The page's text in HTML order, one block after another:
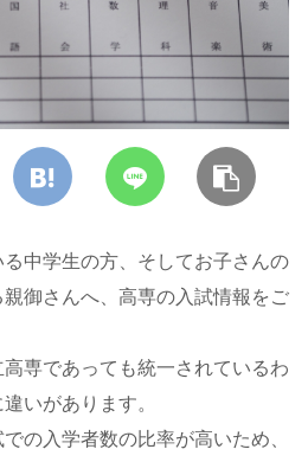
中学生の方、そしてお子さんの
御さんへ、高専の入試情報をご
専であっても統一されているわ
いがあります。
の入学者数の比率が高いため、